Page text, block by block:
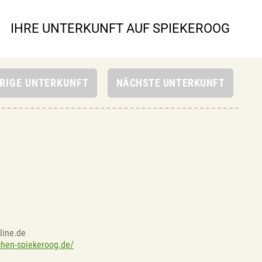
IHRE UNTERKUNFT AUF SPIEKEROOG
spiekeroog.de/